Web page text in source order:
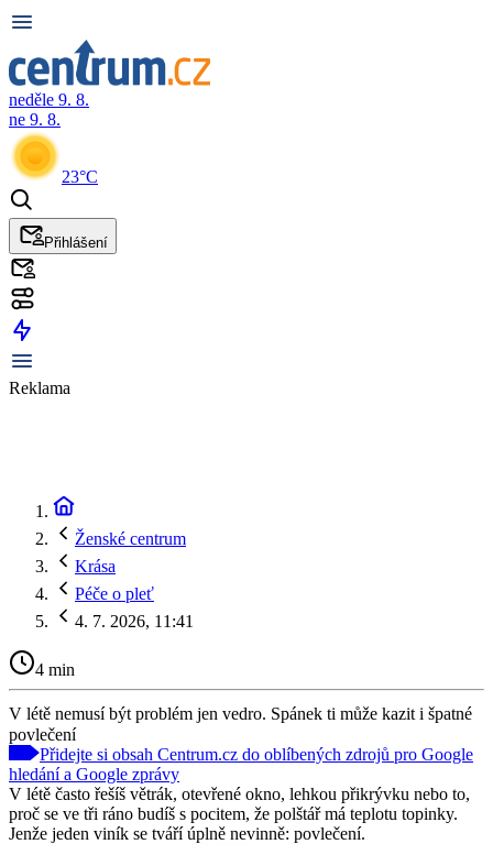
neděle 9. 8.
ne 9. 8.
23°C
Přihlášení
Reklama
Ženské centrum
Krása
Péče o pleť
4. 7. 2026, 11:41
4 min
V létě nemusí být problém jen vedro. Spánek ti může kazit i špatné
povlečení
Přidejte si obsah Centrum.cz do oblíbených zdrojů pro Google
hledání a Google zprávy
V létě často řešíš větrák, otevřené okno, lehkou přikrývku nebo to,
proč se ve tři ráno budíš s pocitem, že polštář má teplotu topinky.
Jenže jeden viník se tváří úplně nevinně: povlečení.